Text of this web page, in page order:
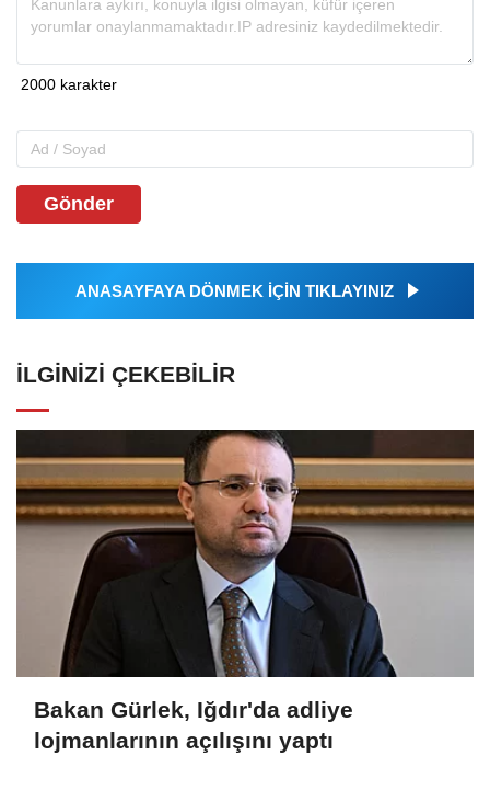
Gönder
ANASAYFAYA DÖNMEK İÇİN TIKLAYINIZ
İLGINIZI ÇEKEBILIR
Bakan Gürlek, Iğdır'da adliye
lojmanlarının açılışını yaptı